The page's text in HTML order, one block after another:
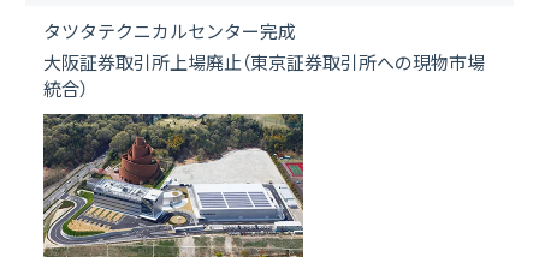
タツタテクニカルセンター完成
大阪証券取引所上場廃止（東京証券取引所への現物市場
統合）